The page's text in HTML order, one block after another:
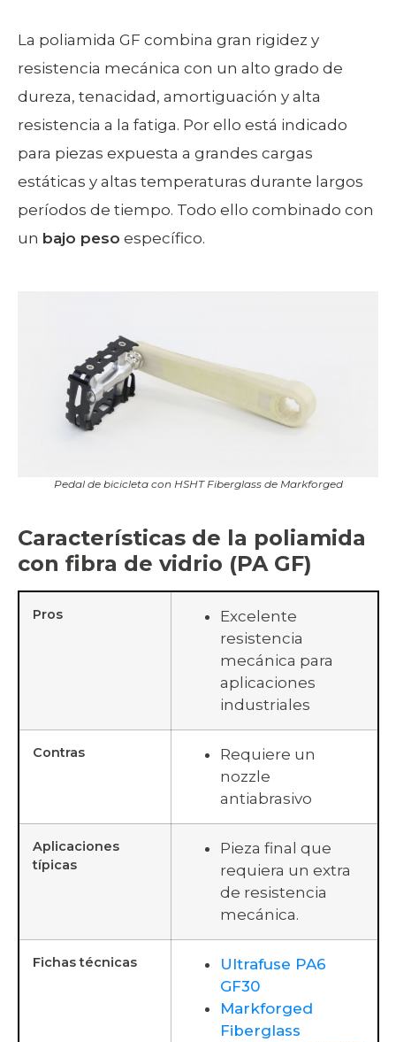
La poliamida GF combina gran rigidez y
resistencia mecánica con un alto grado de
dureza, tenacidad, amortiguación y alta
resistencia a la fatiga. Por ello está indicado
para piezas expuesta a grandes cargas
estáticas y altas temperaturas durante largos
períodos de tiempo. Todo ello combinado con
un bajo peso específico.
Pedal de bicicleta con HSHT Fiberglass de Markforged
Características de la poliamida
con fibra de vidrio (PA GF)
Pros
Excelente
resistencia
mecánica para
aplicaciones
industriales
Contras
Requiere un
nozzle
antiabrasivo
Aplicaciones
típicas
Pieza final que
requiera un extra
de resistencia
mecánica.
Fichas técnicas
Ultrafuse PA6
GF30
Markforged
Fiberglass